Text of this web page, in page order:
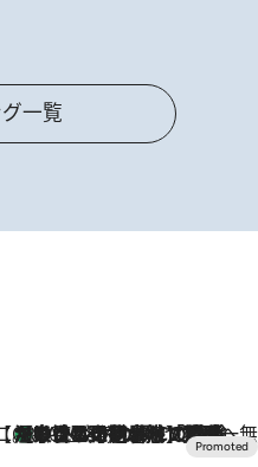
一覧
星野リゾート】唯一無二。癒しと発見が待つ場所へ
2026.8.7
【トンボの足水浴】ヒノキの香りに包まれて涼感マックス！約13℃の湧水かけ流しを避暑地「星野温泉 トンボの湯」で体験